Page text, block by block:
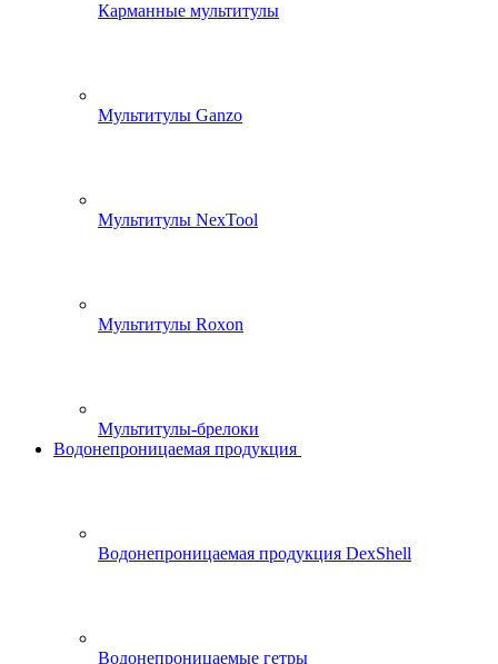
Карманные мультитулы
Мультитулы Ganzo
Мультитулы NexTool
Мультитулы Roxon
Мультитулы-брелоки
Водонепроницаемая продукция
Водонепроницаемая продукция DexShell
Водонепроницаемые гетры